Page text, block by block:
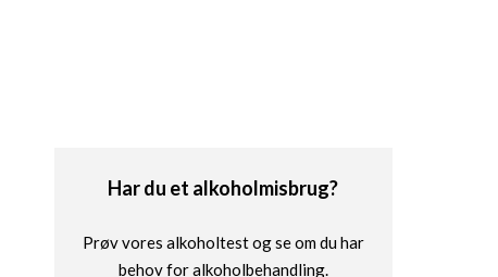
Har du et alkoholmisbrug?
Prøv vores alkoholtest og se om du har
behov for alkoholbehandling.